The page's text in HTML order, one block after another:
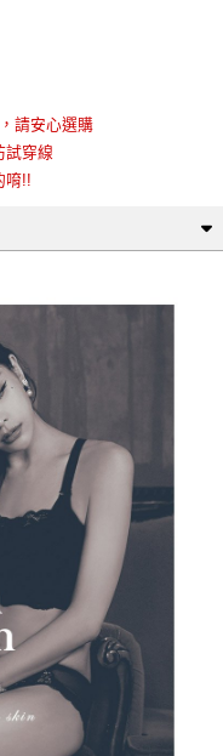
請安心選購
試穿線
唷!!